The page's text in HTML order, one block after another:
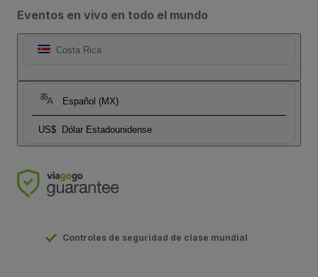
Eventos en vivo en todo el mundo
Costa Rica
Español (MX)
US$ Dólar Estadounidense
Controles de seguridad de clase mundial